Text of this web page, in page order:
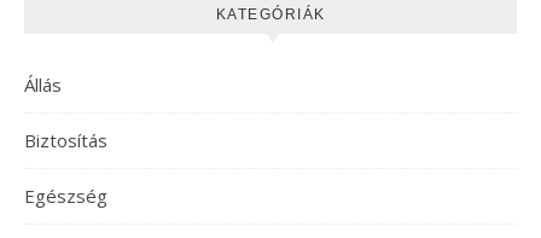
KATEGÓRIÁK
Állás
Biztosítás
Egészség